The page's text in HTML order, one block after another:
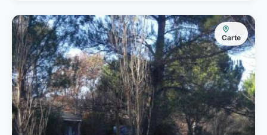
Carte